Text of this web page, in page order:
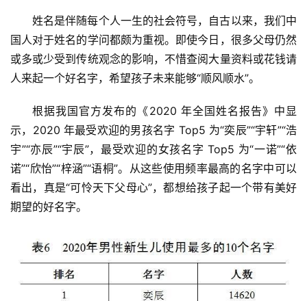
姓名是伴随每个人一生的社会符号，自古以来，我们中
国人对于姓名的学问都颇为重视。即使今日，很多父母仍然
或多或少受到传统观念的影响，不惜查阅大量资料或花钱请
人来起一个好名字，希望孩子未来能够“顺风顺水”。
根据我国官方发布的《2020 年全国姓名报告》中显
示，2020 年最受欢迎的男孩名字 Top5 为“奕辰”“宇轩”“浩
宇”“亦辰”“宇辰”，最受欢迎的女孩名字 Top5 为“一诺”“依
诺”“欣怡”“梓涵”“语桐”。从这些使用频率最高的名字中可以
看出，真是“可怜天下父母心”，都想给孩子起一个带有美好
期望的好名字。